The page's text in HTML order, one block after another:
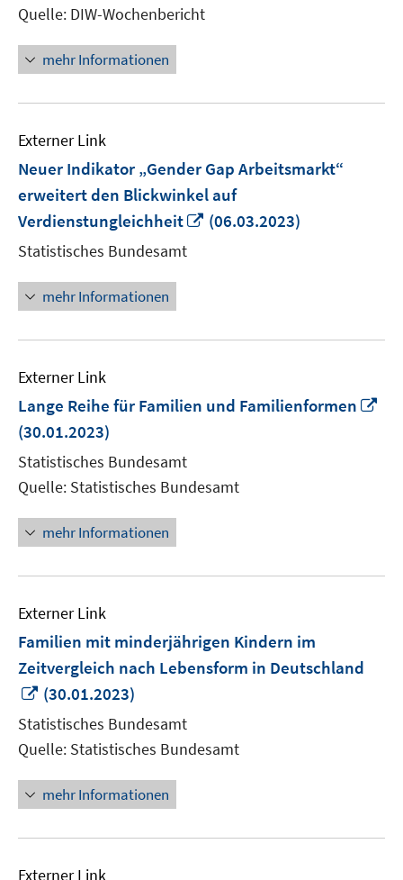
Quelle: DIW-Wochenbericht
mehr Informationen
Externer Link
Neuer Indikator „Gender Gap Arbeitsmarkt“
erweitert den Blickwinkel auf
Verdienstungleichheit
In
(06.03.2023)
Statistisches Bundesamt
mehr Informationen
Externer Link
Lange Reihe für Familien und Familienformen
(30.01.2023)
Statistisches Bundesamt
Quelle: Statistisches Bundesamt
mehr Informationen
Externer Link
Familien mit minderjährigen Kindern im
Zeitvergleich nach Lebensform in Deutschland
In
neuem
Fenster
öffnen
(30.01.2023)
Statistisches Bundesamt
Quelle: Statistisches Bundesamt
mehr Informationen
Externer Link